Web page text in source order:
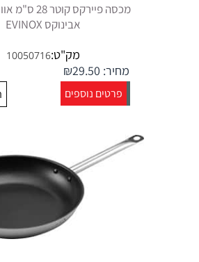
מכסה פיירקס
אבינוקס EVINOX
מק"ט:10050716
מחיר: ₪29.50
פרטים נוספים